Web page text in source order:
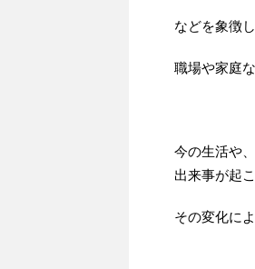
などを象徴
職場や家庭
今の生活や
出来事が起
その変化に